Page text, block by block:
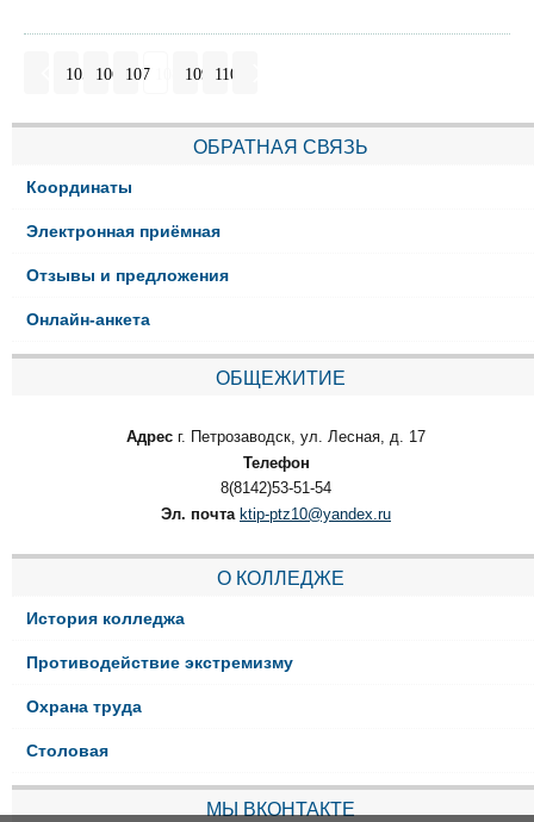
105 106 107 109 110
ОБРАТНАЯ СВЯЗЬ
Координаты
Электронная приёмная
Отзывы и предложения
Онлайн-анкета
ОБЩЕЖИТИЕ
Адрес г. Петрозаводск, ул. Лесная, д. 17
Телефон
8(8142)53-51-54
Эл. почта ktip-ptz10@yandex.ru
О КОЛЛЕДЖЕ
История колледжа
Противодействие экстремизму
Охрана труда
Столовая
МЫ ВКОНТАКТЕ